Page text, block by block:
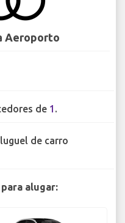
Aeroporto
de 1 .
de carro
alugar: